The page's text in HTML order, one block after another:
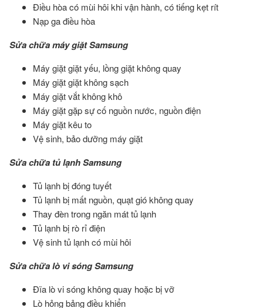
Điều hòa có mùi hôi khi vận hành, có tiếng kẹt rít
Nạp ga điều hòa
Sửa chữa máy giặt Samsung
Máy giặt giặt yếu, lồng giặt không quay
Máy giặt giặt không sạch
Máy giặt vắt không khô
Máy giặt gặp sự cố nguồn nước, nguồn điện
Máy giặt kêu to
Vệ sinh, bảo dưỡng máy giặt
Sửa chữa tủ lạnh Samsung
Tủ lạnh bị đóng tuyết
Tủ lạnh bị mất nguồn, quạt gió không quay
Thay đèn trong ngăn mát tủ lạnh
Tủ lạnh bị rò rỉ điện
Vệ sinh tủ lạnh có mùi hôi
Sửa chữa lò vi sóng Samsung
Đĩa lò vi sóng không quay hoặc bị vỡ
Lò hỏng bảng điều khiển